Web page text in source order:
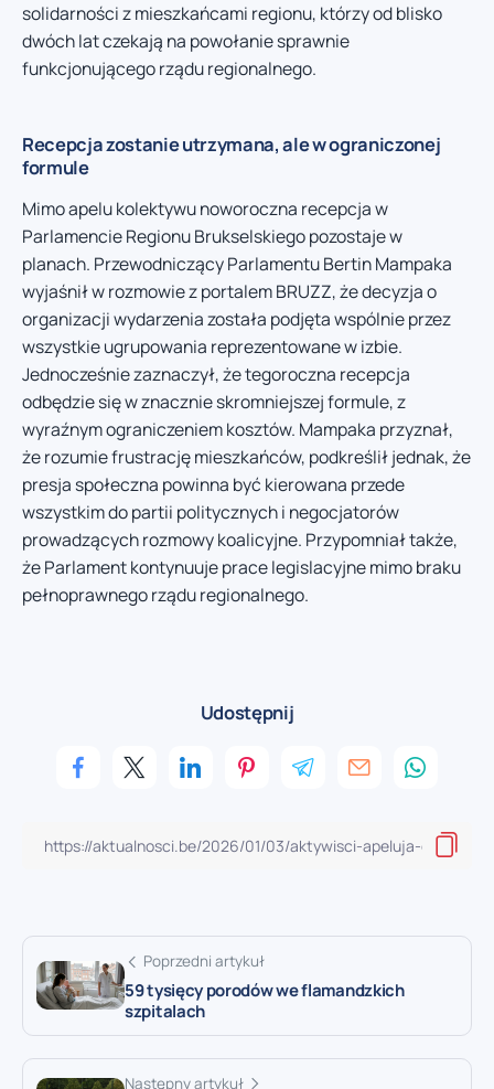
solidarności z mieszkańcami regionu, którzy od blisko
dwóch lat czekają na powołanie sprawnie
funkcjonującego rządu regionalnego.
Recepcja zostanie utrzymana, ale w ograniczonej
formule
Mimo apelu kolektywu noworoczna recepcja w
Parlamencie Regionu Brukselskiego pozostaje w
planach. Przewodniczący Parlamentu Bertin Mampaka
wyjaśnił w rozmowie z portalem BRUZZ, że decyzja o
organizacji wydarzenia została podjęta wspólnie przez
wszystkie ugrupowania reprezentowane w izbie.
Jednocześnie zaznaczył, że tegoroczna recepcja
odbędzie się w znacznie skromniejszej formule, z
wyraźnym ograniczeniem kosztów. Mampaka przyznał,
że rozumie frustrację mieszkańców, podkreślił jednak, że
presja społeczna powinna być kierowana przede
wszystkim do partii politycznych i negocjatorów
prowadzących rozmowy koalicyjne. Przypomniał także,
że Parlament kontynuuje prace legislacyjne mimo braku
pełnoprawnego rządu regionalnego.
Udostępnij
Poprzedni artykuł
59 tysięcy porodów we flamandzkich
szpitalach
Następny artykuł